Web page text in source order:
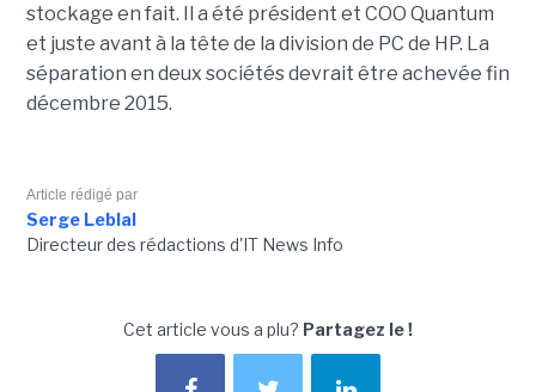
stockage en fait. Il a été président et COO Quantum
et juste avant à la tête de la division de PC de HP. La
séparation en deux sociétés devrait être achevée fin
décembre 2015.
Article rédigé par
Serge Leblal
Directeur des rédactions d'IT News Info
Cet article vous a plu? Partagez le !